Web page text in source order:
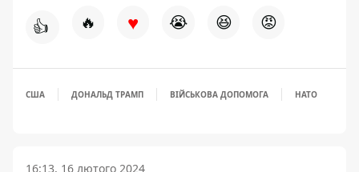
👍 🔥 ♥ 😭 😆 😡
США ДОНАЛЬД ТРАМП ВІЙСЬКОВА ДОПОМОГА НАТО
16:13, 16 лютого 2024